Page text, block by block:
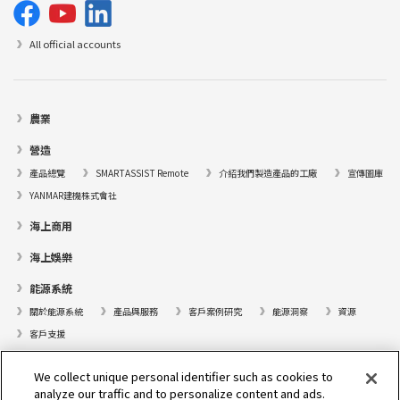
All official accounts
農業
營造
產品總覽 SMARTASSIST Remote 介紹我們製造產品的工廠
宣傳圖庫
YANMAR建機株式會社
海上商用
海上娛樂
能源系統
關於能源系統 產品與服務 客戶案例研究 能源洞察
資源
客戶支援
尋找據點
We collect unique personal identifier such as cookies to
analyze our traffic and to personalize content and ads.